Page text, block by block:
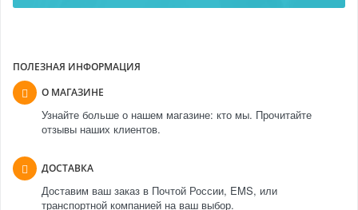
ПОЛЕЗНАЯ ИНФОРМАЦИЯ
О МАГАЗИНЕ
Узнайте больше о нашем магазине: кто мы. Прочитайте
отзывы наших клиентов.
ДОСТАВКА
Доставим ваш заказ в Почтой России, EMS, или
транспортной компанией на ваш выбор.